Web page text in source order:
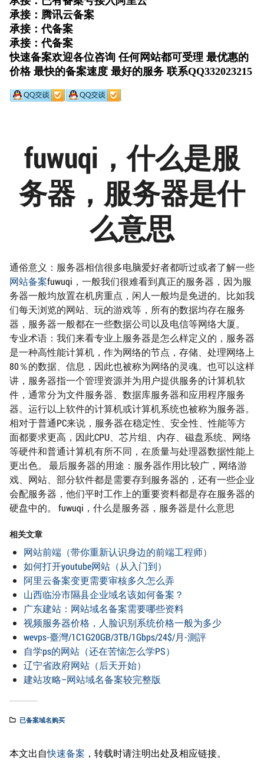
fuwuqi，什么是服
务器，服务器是什
么意思
通俗意义：服务器相信很多电脑爱好者都听过或者了解一些
网站备案fuwuqi，一般我们很难看到真正的服务器，因为服
务器一般均放置在机房重点，闲人一般均是免进的。比如我
们每天浏览的网站、玩的游戏等，所有的数据均存在服务
器，服务器一般都在一些数据公司以及电信等网络大厦。
专业术语：我们来看专业上服务器是怎么样定义的，服务器
是一种高性能计算机，作为网络的节点，存储、处理网络上
80％的数据、信息，因此也被称为网络的灵魂。也可以这样
讲，服务器指一个管理资源并为用户提供服务的计算机软
件，通常分为文件服务器、数据库服务器和应用程序服务
器。运行以上软件的计算机或计算机系统也被称为服务器。
相对于普通PC来说，服务器在稳定性、安全性、性能等方
面都要求更高，因此CPU、芯片组、内存、磁盘系统、网络
等硬件和普通计算机有所不同，在质量与处理器数据性能上
更出色。 最后服务器的用途：服务器作用比较广，网络游
戏、网站、部分软件都是需要存到服务器的，还有一些企业
会配服务器，他们平时工作上的重要资料都是存在服务器的
硬盘中的。 fuwuqi，什么是服务器，服务器是什么意思
相关文章
网站前端（带你重新认识身边的前端工程师）
如何打开youtube网站（从入门到）
阿里云备案变更需要审核多久怎么弄
山西临汾市隰县企业域名该如何备案？
广东建站：网站域名备案需要哪些资料
视频服务器价格，人脸识别系统价格一般为多少
wevps-臺灣/1C1G20GB/3TB/1Gbps/24$/月-測評
自学ps的网站（还在苦恼怎么学PS）
辽宁省政府网站（后天开始）
建站攻略–网站域名备案较完整版
已备案域名购买
本文出自快速备案 ，转载时请注明出处及相应链接。